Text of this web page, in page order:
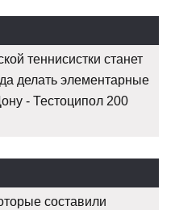
теннисистки станет
делать элементарные
- Тестоципол 200
составили